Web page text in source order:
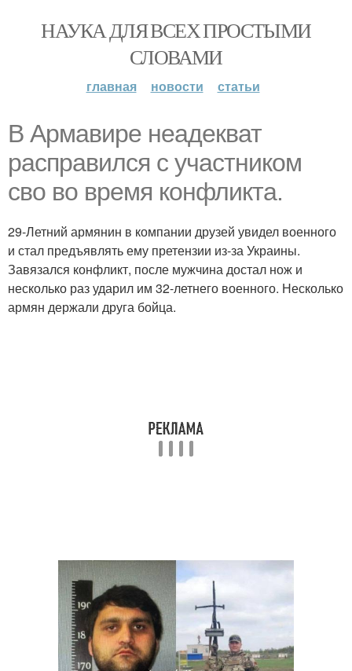
НАУКА ДЛЯ ВСЕХ ПРОСТЫМИ
СЛОВАМИ
главная новости статьи
В Армавире неадекват
расправился с участником
сво во время конфликта.
29-Летний армянин в компании друзей увидел военного
и стал предъявлять ему претензии из-за Украины.
Завязался конфликт, после мужчина достал нож и
несколько раз ударил им 32-летнего военного. Несколько
армян держали друга бойца.